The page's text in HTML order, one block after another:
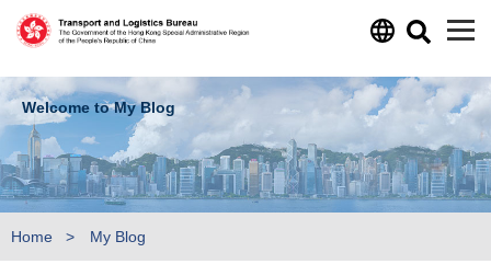
Welcome to My Blog
Home My Blog